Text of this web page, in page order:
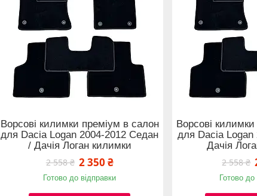
Ворсові килимки преміум в салон
для Dacia Logan 2004-2012 Седан
/ Дачія Логан килимки
2 558 ₴ 2 350 ₴
Готово до відправки
Ворсові
для Dacia Logan
Дачія
2 558 ₴
Готово до